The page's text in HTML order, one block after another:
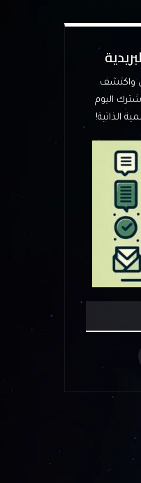
واكتشف
اليوم
الذاتية!